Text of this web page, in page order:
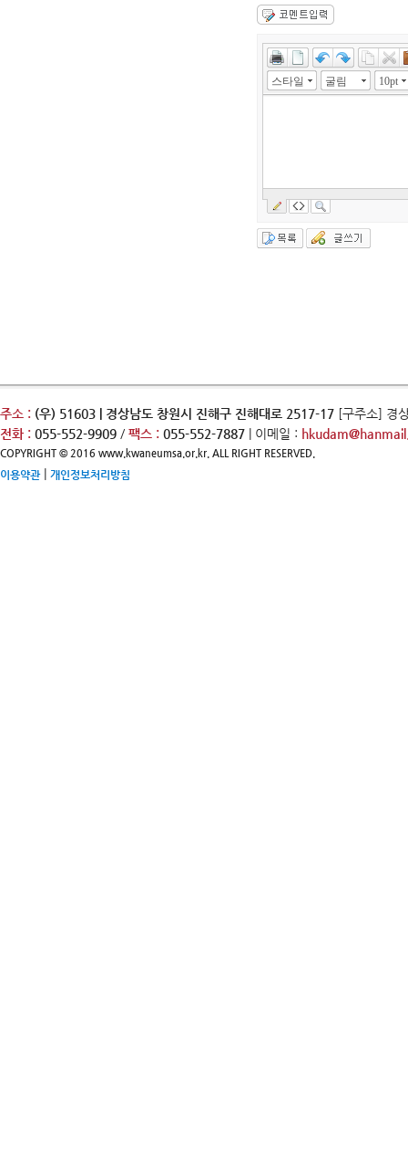
스타일 굴림 10pt
주소 : (우) 51603 | 경상남도 창원시 진해구 진해대로 2517-17 [구주소] 경
전화 : 055-552-9909 / 팩스 : 055-552-7887 | 이메일 :
COPYRIGHT © 2016 www.kwaneumsa.or.kr. ALL RIGHT RESERVED.
이용약관| 개인정보처리방침